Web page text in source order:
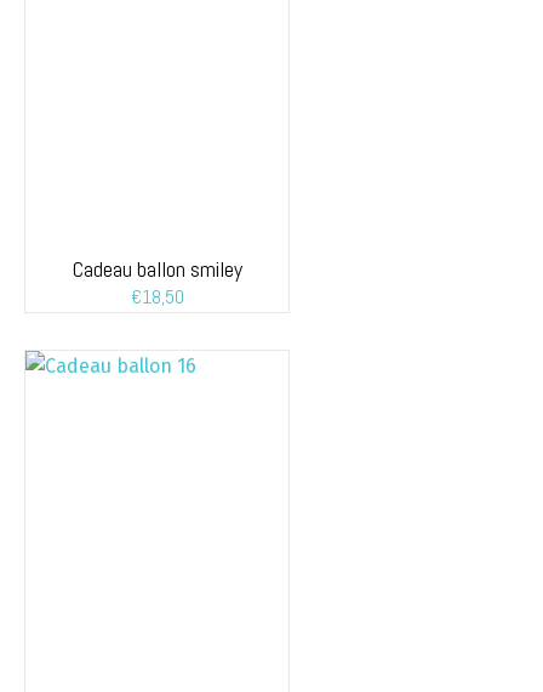
Cadeau ballon smiley
€18,50